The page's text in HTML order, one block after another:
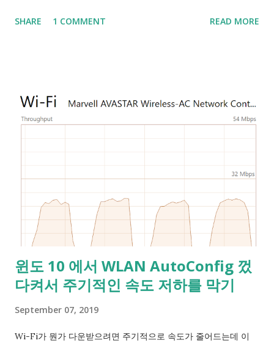
으니 netstat 이나 Process Explorer , TCPView 등에서 찾아보
였던거예요. "IDE가 서버 시작을 위해 폴더를 잠그려고 하면 번
3306번을 쓰는 MySQL도 켜지지 않아서 포트를 바꿔줘야하는
상황도 겪었고, 이 때 개발초보인 저에겐 이 포트번호를 쓰는 개
발품의 포트 설정을 모두 바꿔줘야하는 불편이 있었어요. 그런데
이렇게 누군가 먹어버린 포트는 netstat 등의 도구를 쓰면 나오
기 마련이죠? 그런데 제가 겪은 문제는 이들 프로그램에서 해당
포트는 점유되지 않은 걸로 나왔고 그래서 sudo nc -l -p 3306
같이 직접 점유를 시도해보는 방법밖에 알 길이 없었어요. 이럴
쓰다 보면 다른데가 점유되어 있더라구요. 흠... 그래서 인터넷에
검색을 해서 Hyper-V의 vEthernet 어댑터도 꺼보고 했지만 오
SHARE 1 COMMENT READ MORE
윈도 10 에서 WLAN AutoConfig 껐
다켜서 주기적인 속도 저하를 막기
September 07, 2019
Wi-Fi가 뭔가 다운받으려면 주기적으로 속도가 줄어드는데 이